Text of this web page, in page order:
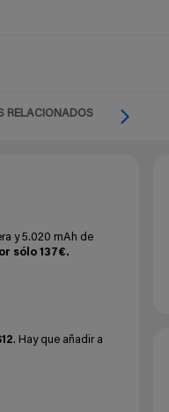
RELACIONADOS
y 5.020 mAh de
sólo 137€.
. Hay que añadir a